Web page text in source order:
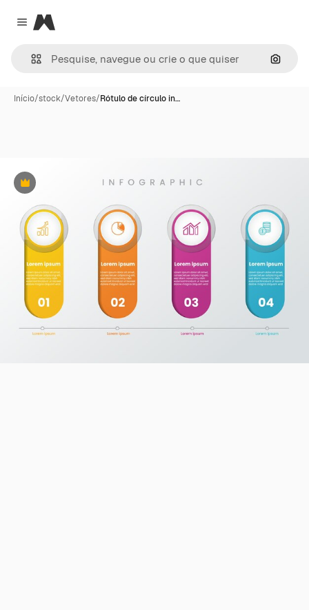
Close menu
Magnific
Início/stock/Vetores/Rótulo de círculo in…
Premium